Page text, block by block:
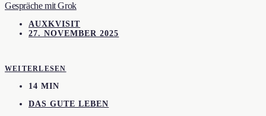
Gespräche mit Grok
AUXKVISIT
27. NOVEMBER 2025
WEITERLESEN
14 MIN
DAS GUTE LEBEN